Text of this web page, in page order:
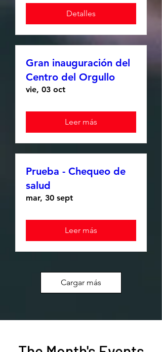
Detalles
Gran inauguración del
Centro del Orgullo
vie, 03 oct
Leer más
Prueba - Chequeo de
salud
mar, 30 sept
Leer más
Cargar más